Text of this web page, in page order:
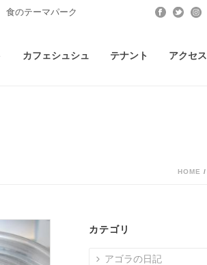
のテーマパーク
カフェシュシュ テナント アクセス
HOME /
カテゴリ
アゴラの日記